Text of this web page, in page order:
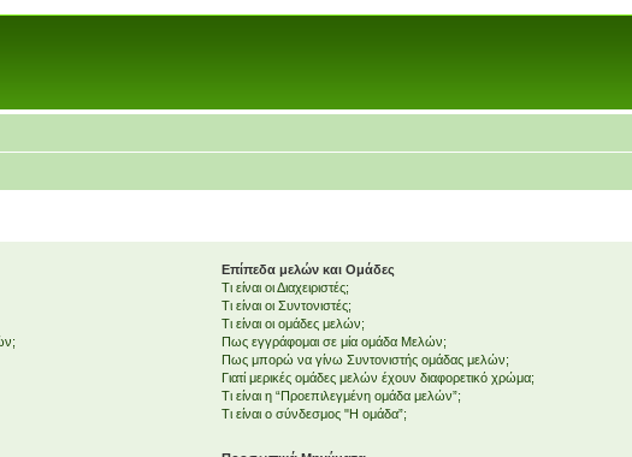
Επίπεδα μελών και Ομάδες
Τι είναι οι Διαχειριστές;
Τι είναι οι Συντονιστές;
Τι είναι οι ομάδες μελών;
Πως εγγράφομαι σε μία ομάδα Μελών;
Πως μπορώ να γίνω Συντονιστής ομάδας μελών;
Γιατί μερικές ομάδες μελών έχουν διαφορετικό χρώμα;
Τι είναι η “Προεπιλεγμένη ομάδα μελών”;
Τι είναι ο σύνδεσμος "Η ομάδα”;